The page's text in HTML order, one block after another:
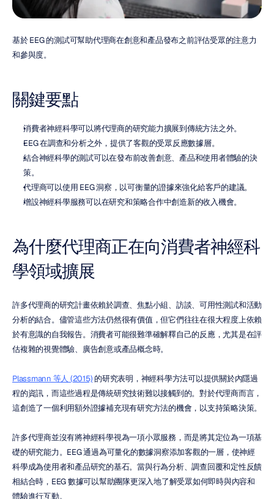
基於 EEG 的測試可幫助代理商在創意和產品發布之前評估受眾的注意力
和參與度。
關鍵要點
消費者神經科學可以將代理商的研究能力擴展到傳統方法之外。
EEG 在調查和分析之外，提供了客觀的受眾反應數據層。
結合神經科學的測試可以在發布前改善創意、產品和使用者體驗的決
策。
代理商可以使用 EEG 洞察，以可衡量的證據來強化給客戶的建議。
增設神經科學服務可以在研究和策略合作中創造新的收入機會。
為什麼代理商正在向消費者神經科
學領域擴展
許多代理商的研究計畫依賴於調查、焦點小組、訪談、可用性測試和活動
分析的結合。儘管這些方法仍然很有價值，但它們往往在很大程度上依賴
於有意識的自我報告。消費者可能很難準確解釋自己的反應，尤其是在評
估複雜的視覺體驗、廣告創意或產品概念時。
Plassmann 等人 (2015) 的研究表明，神經科學方法可以提供關於內隱過
程的資訊，而這些過程是傳統研究技術難以接觸到的。對於代理商而言，
這創造了一個利用額外證據補充現有研究方法的機會，以支持策略決策。
許多代理商並沒有將神經科學視為一項小眾服務，而是將其定位為一項基
礎的研究能力。EEG 通過為可量化的數據洞察添加客觀的一層，使神經
科學成為使用者和產品研究的基石。當與行為分析、調查回覆和定性反饋
相結合時，EEG 數據可以幫助團隊更深入地了解受眾如何即時與內容和
體驗進行互動。